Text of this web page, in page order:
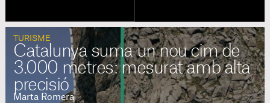
TURISME
Catalunya suma un nou cim de
3.000 metres: mesurat amb alta
precisió
Marta Romera